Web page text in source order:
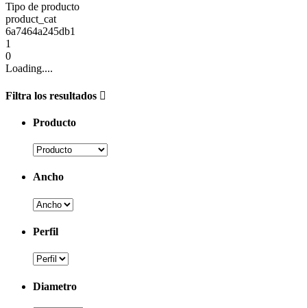
Tipo de producto
product_cat
6a7464a245db1
1
0
Loading....
Filtra los resultados
Producto
Ancho
Perfil
Diametro